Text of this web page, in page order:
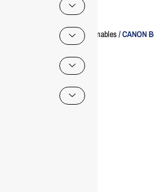
Home /Consommables/ CANON